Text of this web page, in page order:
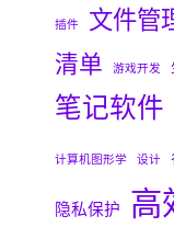
插件 文件管
清单 游戏开发
笔记软件
计算机图形学 设计
隐私保护 高